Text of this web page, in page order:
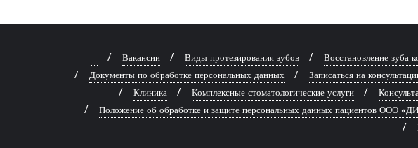
Вакансии Виды протезирования зубов Восстановление зуба
Документы по обработке персональных данных
Записаться на
Клиника
Комплексные стоматологические услуги
Положение об обработке и защите персональных данных пациентов ООО